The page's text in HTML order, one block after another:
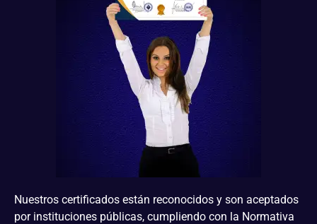
Nuestros certificados están reconocidos y son aceptados
por instituciones públicas, cumpliendo con la Normativa